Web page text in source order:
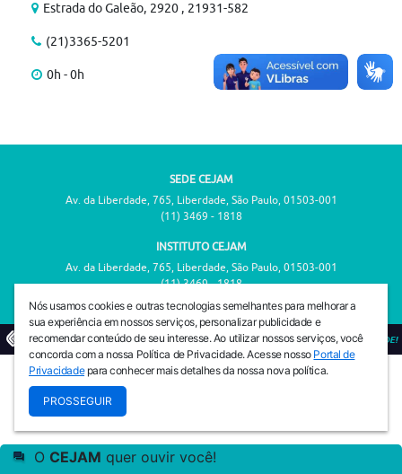
Estrada do Galeão, 2920 , 21931-582
(21)3365-5201
0h - 0h
SEDE CEJAM
Av. da Liberdade, 765, Liberdade, São Paulo, 01503-001
(11) 3469 - 1818
INSTITUTO CEJAM
Av. da Liberdade, 765, Liberdade, São Paulo, 01503-001
(11) 3469 - 1818
© 2026 PREVENIR É VIVER COM QUALIDADE!
Nós usamos cookies e outras tecnologias semelhantes para melhorar a
sua experiência em nossos serviços, personalizar publicidade e
recomendar conteúdo de seu interesse. Ao utilizar nossos serviços, você
concorda com a nossa Política de Privacidade. Acesse nosso Portal de
Privacidadepara conhecer mais detalhes da nossa nova política.
PROSSEGUIR
O CEJAM quer ouvir você!